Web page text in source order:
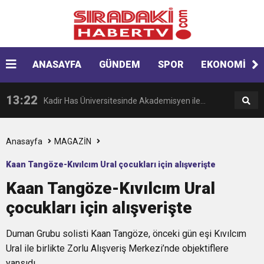
ANASAYFA GÜNDEM SPOR EKONOMİ
Gaziantep’te zincirleme kaza! 16 kişi hayatını
kaybetti
19:42 Instagram’da erkeklere tuzak!
13:22 Kadir Has Üniversitesinde Akademisyen ile
öğrenciler arasında “Ayakkabı” tartışması
14:17 AK Parti Gençlik Kolları, Starbucks’ta oturma
17:13 Japonya açıklarında batan gemide bilanço
ağırlaşıyor
16:19 Minibüsün kapılarını kapatıp, üniversiteli kıza
cinsel saldırıya kalkıştı
16:18
Anasayfa MAGAZİN
Kaan Tangöze-Kıvılcım Ural çocukları için alışverişte
Kaan Tangöze-Kıvılcım Ural
çocukları için alışverişte
Duman Grubu solisti Kaan Tangöze, önceki gün eşi Kıvılcım
Ural ile birlikte Zorlu Alışveriş Merkezi’nde objektiflere